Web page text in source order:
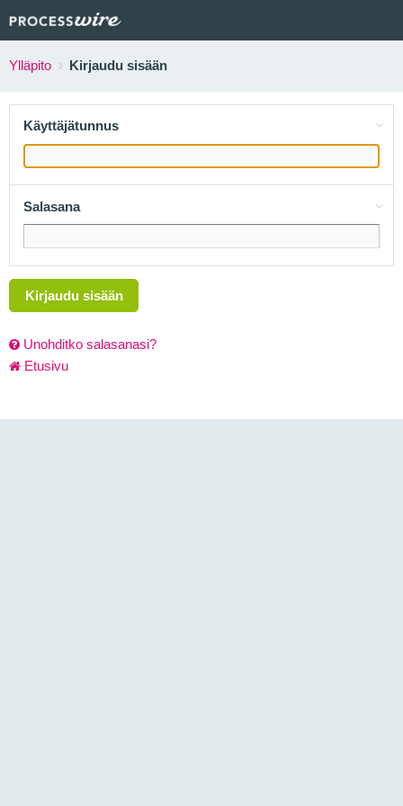
Ylläpito Kirjaudu sisään
Käyttäjätunnus
Salasana
Kirjaudu sisään
Unohditko salasanasi?
Etusivu